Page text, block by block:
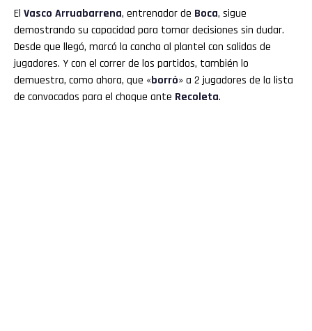
El Vasco Arruabarrena, entrenador de Boca, sigue
demostrando su capacidad para tomar decisiones sin dudar.
Desde que llegó, marcó la cancha al plantel con salidas de
jugadores. Y con el correr de los partidos, también lo
demuestra, como ahora, que «borró» a 2 jugadores de la lista
de convocados para el choque ante Recoleta.